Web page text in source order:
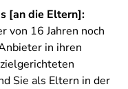
[an die Eltern]:
von 16 Jahren noch
in ihren
Sie als Eltern in der